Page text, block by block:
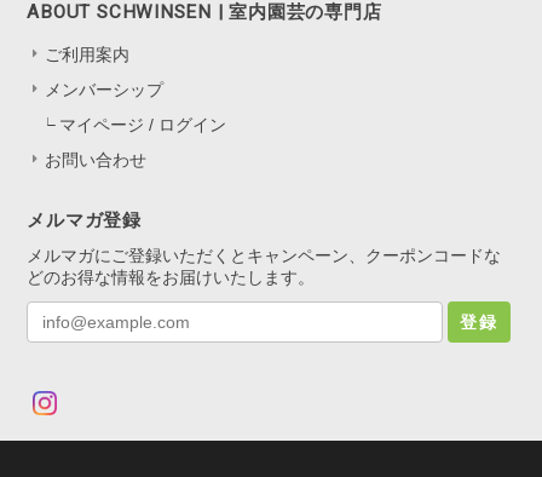
ABOUT SCHWINSEN | 室内園芸の専門店
ご利用案内
メンバーシップ
マイページ / ログイン
お問い合わせ
メルマガ登録
メルマガにご登録いただくとキャンペーン、クーポンコードな
どのお得な情報をお届けいたします。
登録